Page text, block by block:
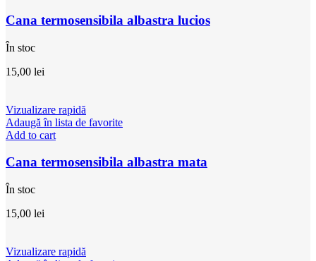
Cana termosensibila albastra lucios
În stoc
15,00 lei
Vizualizare rapidă
Adaugă în lista de favorite
Add to cart
Cana termosensibila albastra mata
În stoc
15,00 lei
Vizualizare rapidă